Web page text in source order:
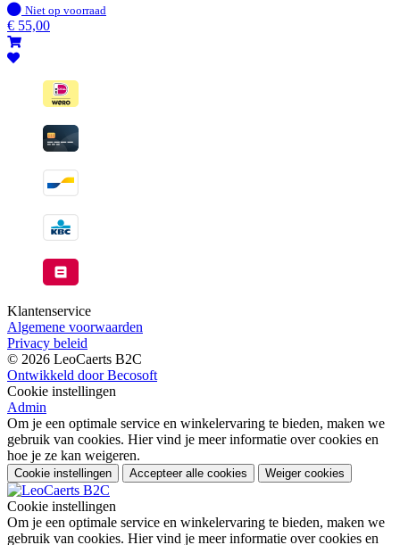
Op
voorraad
Niet op voorraad
€ 55,00
Klantenservice
Algemene voorwaarden
Privacy beleid
© 2026 LeoCaerts B2C
Ontwikkeld door Becosoft
Cookie instellingen
Admin
Om je een optimale service en winkelervaring te bieden, maken we
gebruik van cookies. Hier vind je meer informatie over cookies en
hoe je ze kan weigeren.
Cookie instellingen Accepteer alle cookies Weiger cookies
Cookie instellingen
Om je een optimale service en winkelervaring te bieden, maken we
gebruik van cookies. Hier vind je meer informatie over cookies en